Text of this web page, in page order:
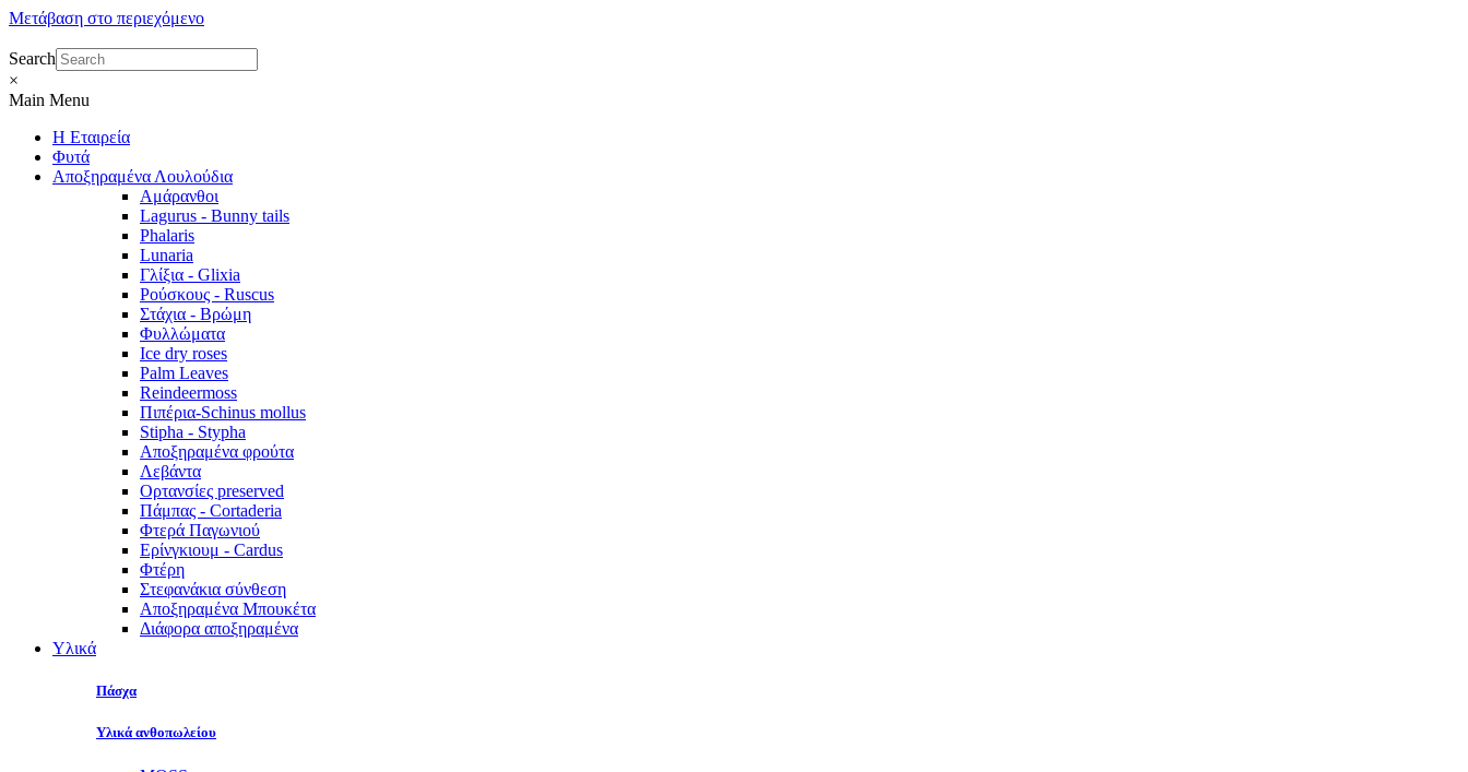
Μετάβαση στο περιεχόμενο
Search
×
Main Menu
Η Εταιρεία
Φυτά
Αποξηραμένα Λουλούδια
Αμάρανθοι
Lagurus - Bunny tails
Phalaris
Lunaria
Γλίξια - Glixia
Ρούσκους - Ruscus
Στάχια - Βρώμη
Φυλλώματα
Ice dry roses
Palm Leaves
Reindeermoss
Πιπέρια-Schinus mollus
Stipha - Stypha
Αποξηραμένα φρούτα
Λεβάντα
Ορτανσίες preserved
Πάμπας - Cortaderia
Φτερά Παγωνιού
Ερίνγκιουμ - Cardus
Φτέρη
Στεφανάκια σύνθεση
Αποξηραμένα Μπουκέτα
Διάφορα αποξηραμένα
Υλικά
Πάσχα
Υλικά ανθοπωλείου